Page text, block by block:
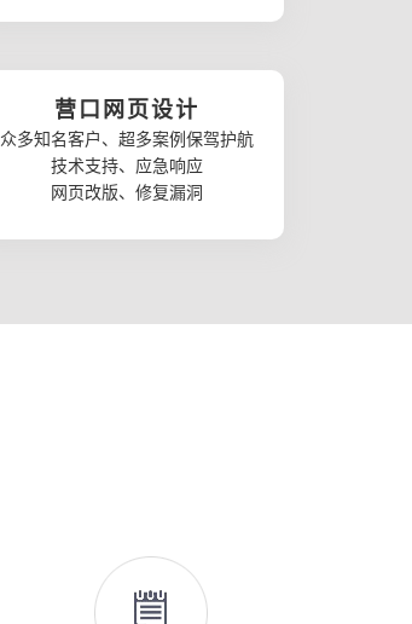
营口网页设计
众多知名客户、超多案例保驾护航
技术支持、应急响应
网页改版、修复漏洞